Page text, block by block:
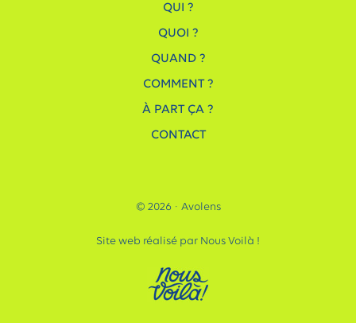
QUI ?
QUOI ?
QUAND ?
COMMENT ?
À PART ÇA ?
CONTACT
© 2026 · Avolens
Site web réalisé par Nous Voilà !